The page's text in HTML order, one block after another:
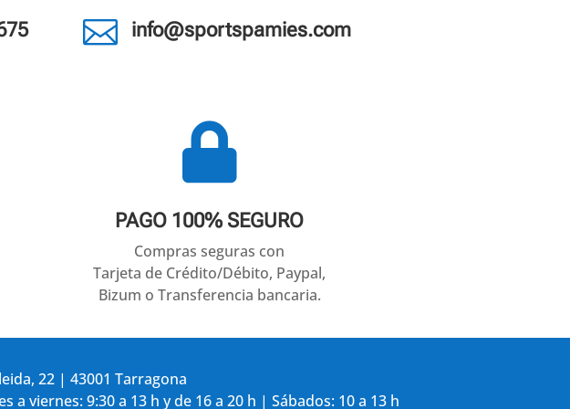
 info@sportspamies.com

PAGO 100% SEGURO
Compras seguras con
Tarjeta de Crédito/Débito, Paypal,
Bizum o Transferencia bancaria.
22 | 43001 Tarragona
a viernes: 9:30 a 13 h y de 16 a 20 h | Sábados: 10 a 13 h